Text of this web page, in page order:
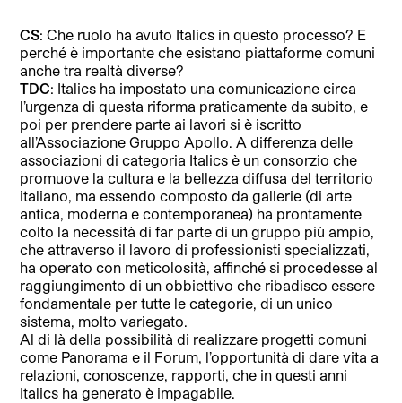
CS: Che ruolo ha avuto Italics in questo processo? E
perché è importante che esistano piattaforme comuni
anche tra realtà diverse?
TDC: Italics ha impostato una comunicazione circa
l’urgenza di questa riforma praticamente da subito, e
poi per prendere parte ai lavori si è iscritto
all’Associazione Gruppo Apollo. A differenza delle
associazioni di categoria Italics è un consorzio che
promuove la cultura e la bellezza diffusa del territorio
italiano, ma essendo composto da gallerie (di arte
antica, moderna e contemporanea) ha prontamente
colto la necessità di far parte di un gruppo più ampio,
che attraverso il lavoro di professionisti specializzati,
ha operato con meticolosità, affinché si procedesse al
raggiungimento di un obbiettivo che ribadisco essere
fondamentale per tutte le categorie, di un unico
sistema, molto variegato.
Al di là della possibilità di realizzare progetti comuni
come Panorama e il Forum, l’opportunità di dare vita a
relazioni, conoscenze, rapporti, che in questi anni
Italics ha generato è impagabile.